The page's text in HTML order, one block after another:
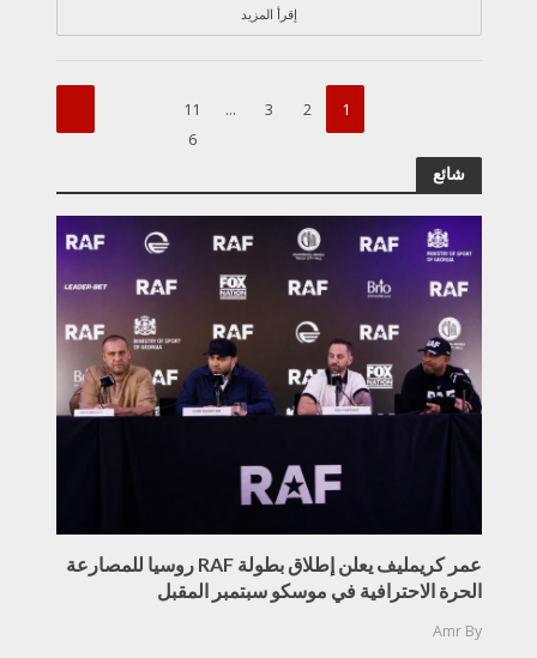
إقرأ المزيد
1
2
3
…
11
6
شائع
عمر كريمليف يعلن إطلاق بطولة RAF روسيا للمصارعة
الحرة الاحترافية في موسكو سبتمبر المقبل
By
Amr